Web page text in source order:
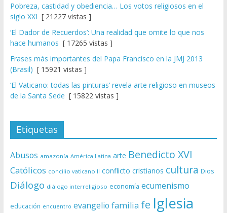
Pobreza, castidad y obediencia… Los votos religiosos en el
siglo XXI [ 21227 vistas ]
‘El Dador de Recuerdos’: Una realidad que omite lo que nos
hace humanos [ 17265 vistas ]
Frases más importantes del Papa Francisco en la JMJ 2013
(Brasil) [ 15921 vistas ]
‘El Vaticano: todas las pinturas’ revela arte religioso en museos
de la Santa Sede [ 15822 vistas ]
Etiquetas
Abusos amazonía América Latina arte Benedicto XVI
Católicos concilio vaticano II conflicto cristianos cultura Dios
Diálogo diálogo interreligioso economía ecumenismo
educación encuentro evangelio familia fe Iglesia